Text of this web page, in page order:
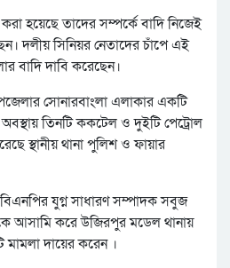
হয়েছে তাদের সম্পর্কে বাদি নিজেই
দলীয় সিনিয়র নেতাদের চাঁপে এই
বাদি দাবি করেছেন।
সোনারবাংলা এলাকার একটি
তিনটি ককটেল ও দুইটি পেট্রোল
স্থানীয় থানা পুলিশ ও ফায়ার
যুগ্ন সাধারণ সম্পাদক সবুজ
আসামি করে উজিরপুর মডেল থানায়
মামলা দায়ের করেন ।